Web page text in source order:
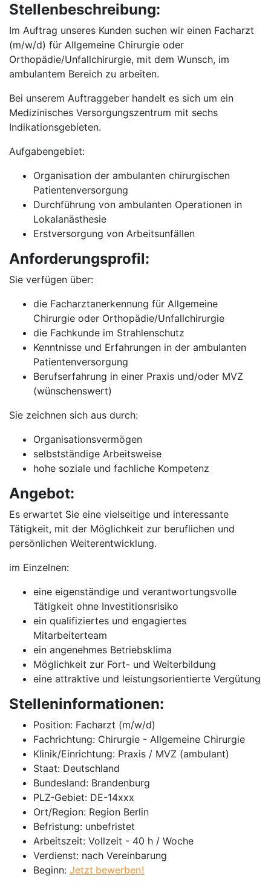
Stellenbeschreibung:
Im Auftrag unseres Kunden suchen wir einen Facharzt
(m/w/d) für Allgemeine Chirurgie oder
Orthopädie/Unfallchirurgie, mit dem Wunsch, im
ambulantem Bereich zu arbeiten.
Bei unserem Auftraggeber handelt es sich um ein
Medizinisches Versorgungszentrum mit sechs
Indikationsgebieten.
Aufgabengebiet:
Organisation der ambulanten chirurgischen
Patientenversorgung
Durchführung von ambulanten Operationen in
Lokalanästhesie
Erstversorgung von Arbeitsunfällen
Anforderungsprofil:
Sie verfügen über:
die Facharztanerkennung für Allgemeine
Chirurgie oder Orthopädie/Unfallchirurgie
die Fachkunde im Strahlenschutz
Kenntnisse und Erfahrungen in der ambulanten
Patientenversorgung
Berufserfahrung in einer Praxis und/oder MVZ
(wünschenswert)
Sie zeichnen sich aus durch:
Organisationsvermögen
selbstständige Arbeitsweise
hohe soziale und fachliche Kompetenz
Angebot:
Es erwartet Sie eine vielseitige und interessante
Tätigkeit, mit der Möglichkeit zur beruflichen und
persönlichen Weiterentwicklung.
im Einzelnen:
eine eigenständige und verantwortungsvolle
Tätigkeit ohne Investitionsrisiko
ein qualifiziertes und engagiertes
Mitarbeiterteam
ein angenehmes Betriebsklima
Möglichkeit zur Fort- und Weiterbildung
eine attraktive und leistungsorientierte Vergütung
Stelleninformationen:
Position: Facharzt (m/w/d)
Fachrichtung: Chirurgie - Allgemeine Chirurgie
Klinik/Einrichtung: Praxis / MVZ (ambulant)
Staat: Deutschland
Bundesland: Brandenburg
PLZ-Gebiet: DE-14xxx
Ort/Region: Region Berlin
Befristung: unbefristet
Arbeitszeit: Vollzeit - 40 h / Woche
Verdienst: nach Vereinbarung
Beginn: Jetzt bewerben!